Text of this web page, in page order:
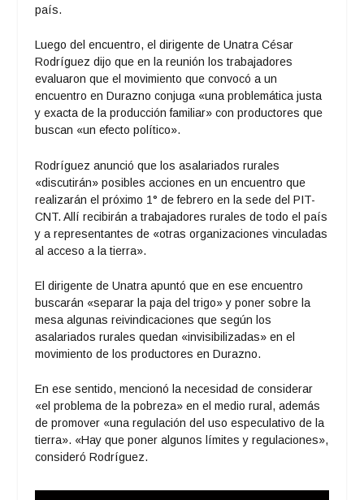
país.
Luego del encuentro, el dirigente de Unatra César
Rodríguez dijo que en la reunión los trabajadores
evaluaron que el movimiento que convocó a un
encuentro en Durazno conjuga «una problemática justa
y exacta de la producción familiar» con productores que
buscan «un efecto político».
Rodríguez anunció que los asalariados rurales
«discutirán» posibles acciones en un encuentro que
realizarán el próximo 1° de febrero en la sede del PIT-
CNT. Allí recibirán a trabajadores rurales de todo el país
y a representantes de «otras organizaciones vinculadas
al acceso a la tierra».
El dirigente de Unatra apuntó que en ese encuentro
buscarán «separar la paja del trigo» y poner sobre la
mesa algunas reivindicaciones que según los
asalariados rurales quedan «invisibilizadas» en el
movimiento de los productores en Durazno.
En ese sentido, mencionó la necesidad de considerar
«el problema de la pobreza» en el medio rural, además
de promover «una regulación del uso especulativo de la
tierra». «Hay que poner algunos límites y regulaciones»,
consideró Rodríguez.